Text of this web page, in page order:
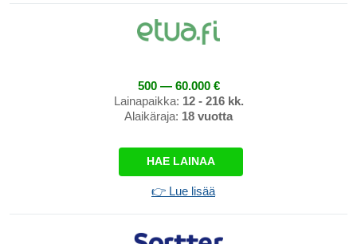
500 — 60.000 €
Lainapaikka: 12 - 216 kk.
Alaikäraja: 18 vuotta
HAE LAINAA
👉 Lue lisää